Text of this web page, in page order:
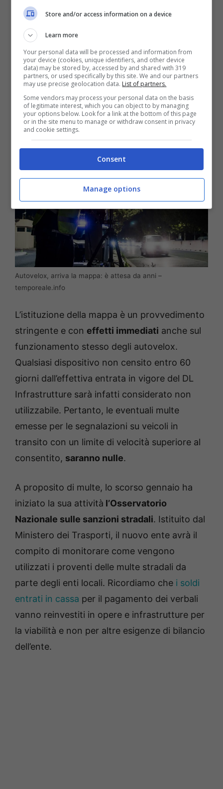
provvedimento atteso da tempo. L’obiettivo è
quello di garantire una maggiore trasparenza
in un ambito nel quale, finora, si è proceduto
con una gestione arbitraria che non ha
tenuto sempre conto delle esigenze di
sicurezza stradale ma anche e soprattutto
dell’opportunità di fare cassa con i proventi
delle multe emesse dagli autovelox stessi.
Autovelox, arriva la mappa: è attesa da anni –
temporeale.info
L’istituzione della mappa è un provvedimento
stringente e con effetti immediati anche sul
funzionamento stesso degli autovelox.
Qualsiasi dispositivo non censito entro 60
giorni dall’effettiva entrata in vigore del DL
Infrastrutture sarà infatti considerato non
utilizzabile. Pertanto, le eventuali multe
emesse per le segnalazioni su veicoli in
transito con un limite di velocità superiore al
consentito, saranno nulle.
A proposito di multe, lo scorso gennaio ha
iniziato la sua attività l’Osservatorio
Nazionale sulle sanzioni stradali. Istituito dal
Ministero dei Trasporti, il nuovo ente avrà il
compito di monitorare come vengono
utilizzati i proventi delle multe stradali da
parte degli enti locali. Ricordiamo che i soldi
entrati in cassa per il pagamento dei verbali
vanno reinvestiti in opere e infrastrutture per
la viabilità e non per altre esigenze di bilancio
dell’ente.
Store and/or access information on a device
Learn more
Your personal data will be processed and information from
your device (cookies, unique identifiers, and other device
data) may be stored by, accessed by and shared with 319
partners, or used specifically by this site. We and our partners
may use precise geolocation data. List of partners.
Some vendors may process your personal data on the basis
of legitimate interest, which you can object to by managing
your options below. Look for a link at the bottom of this page
or in the site menu to manage or withdraw consent in privacy
and cookie settings.
Consent
Manage options